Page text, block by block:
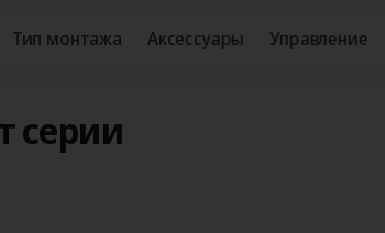
Тип монтажа Аксессуары Управление
серии